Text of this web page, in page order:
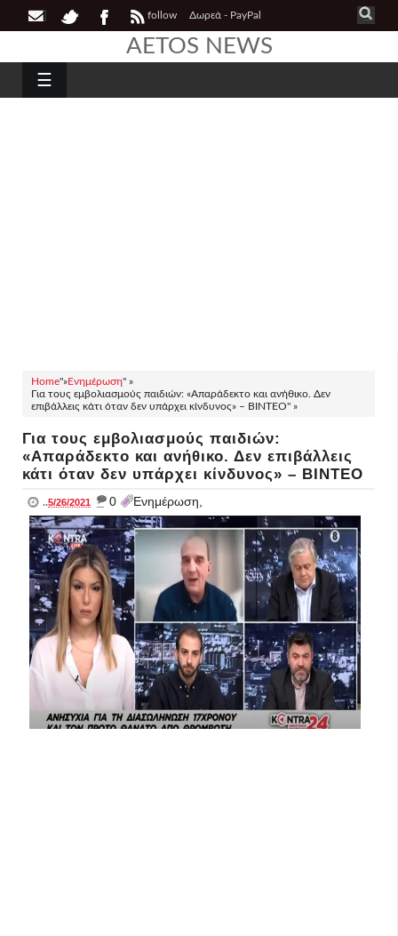
follow Δωρεά - PayPal
AETOS NEWS
☰
Home"»Ενημέρωση" »
Για τους εμβολιασμούς παιδιών: «Απαράδεκτο και ανήθικο. Δεν
επιβάλλεις κάτι όταν δεν υπάρχει κίνδυνος» – ΒΙΝΤΕΟ" »
Για τους εμβολιασμούς παιδιών:
«Απαράδεκτο και ανήθικο. Δεν επιβάλλεις
κάτι όταν δεν υπάρχει κίνδυνος» – ΒΙΝΤΕΟ
..5/26/2021 _ 0 Ενημέρωση,